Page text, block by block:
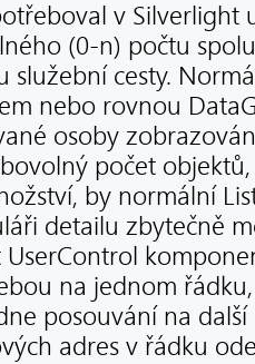
v Silverlight
(0-n) počtu
služební cesty.
nebo rovnou
osoby
počet
by normální
detailu zbytečně
na jednom
posouvání na
adres v řádku